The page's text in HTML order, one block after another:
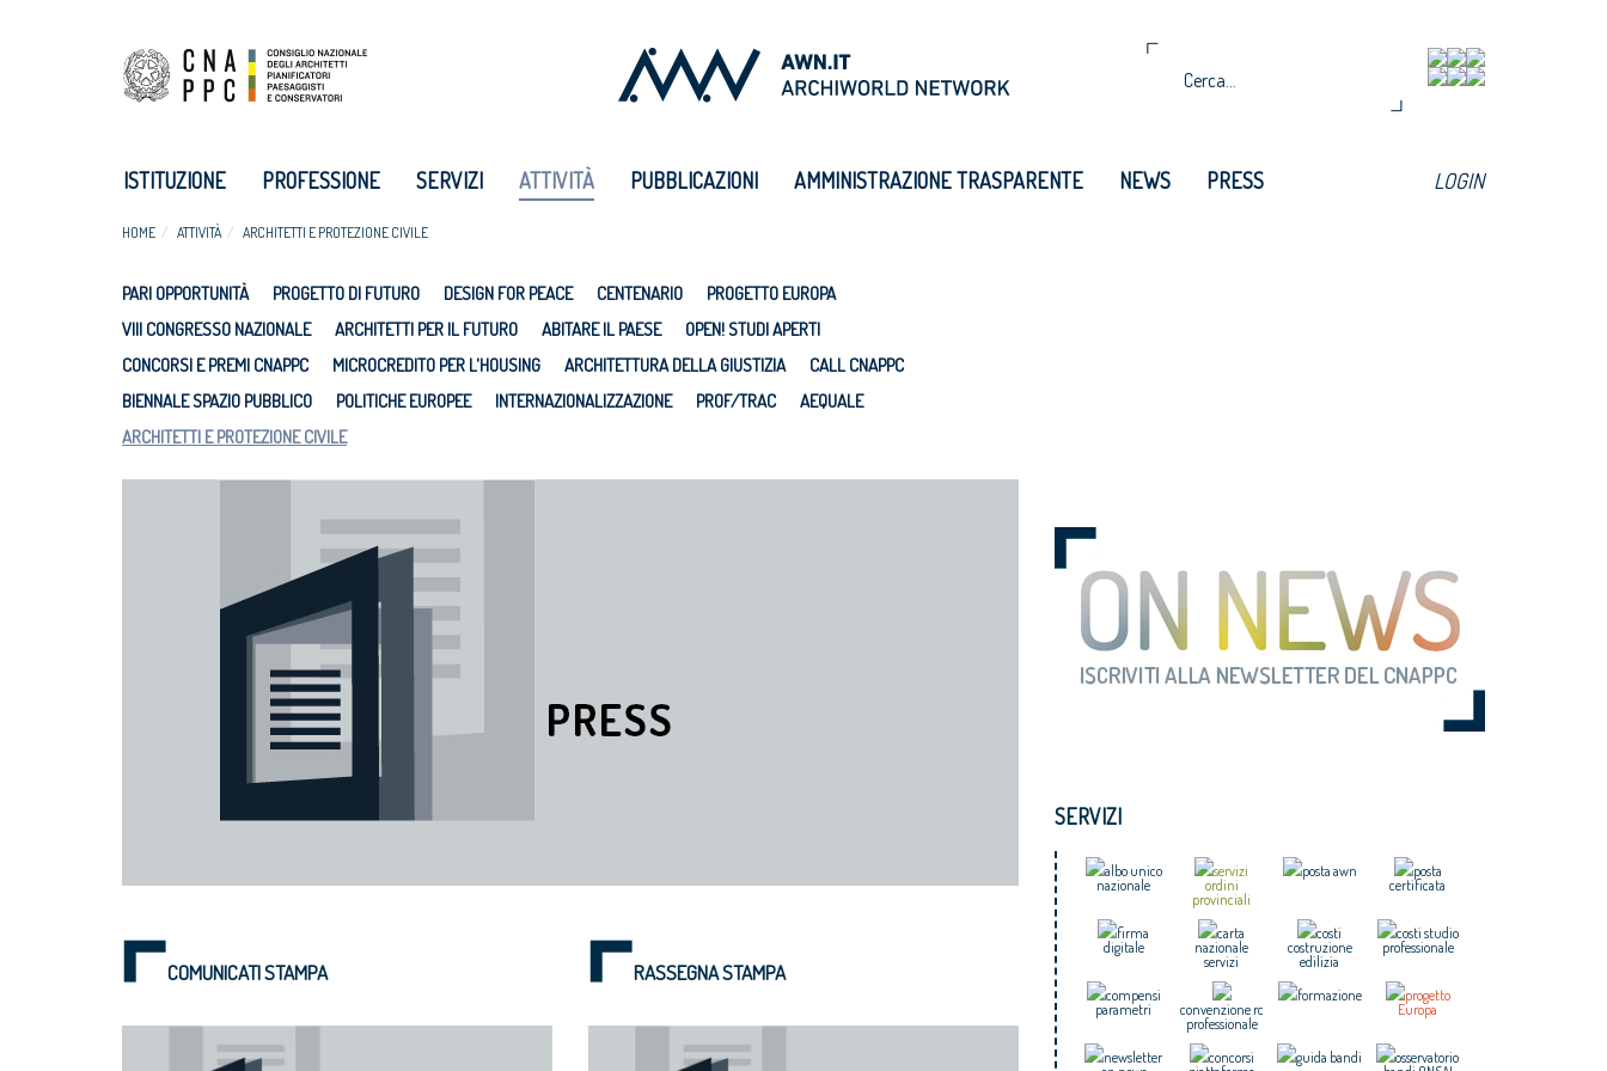
ISTITUZIONE PROFESSIONE SERVIZI ATTIVITÀ PUBBLICAZIONI AMMINISTRAZIONE TRASPARENTE NEWS PRESS LOGIN
HOME ATTIVITÀ ARCHITETTI E PROTEZIONE CIVILE
PARI OPPORTUNITÀ PROGETTO DI FUTURO DESIGN FOR PEACE CENTENARIO
PROGETTO EUROPA
VIII CONGRESSO NAZIONALE
ARCHITETTI PER IL FUTURO ABITARE IL PAESE
OPEN! STUDI APERTI
CONCORSI E PREMI CNAPPC
MICROCREDITO PER L'HOUSING ARCHITETTURA DELLA GIUSTIZIA
CALL CNAPPC
BIENNALE SPAZIO PUBBLICO
POLITICHE EUROPEE INTERNAZIONALIZZAZIONE PROF/TRAC
AEQUALE
ARCHITETTI E PROTEZIONE CIVILE
COMUNICATI STAMPA RASSEGNA STAMPA
SERVIZI
albo unico
nazionale
servizi
ordini
provinciali
posta awn
posta
certificata
firma
digitale
carta
nazionale
servizi
costi
costruzione
edilizia
costi studio
professionale
compensi
parametri
convenzione rc
professionale
formazione
progetto
Europa
newsletter
concorsi
guida bandi
osservatorio